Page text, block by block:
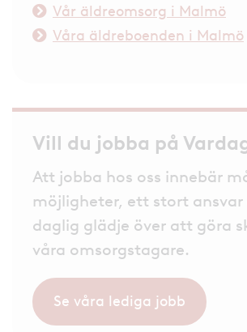
Vår äldreomsorg i Malmö
Våra äldreboenden i Malmö
Vill du jobba på
Att jobba hos oss innebär
möjligheter, ett stort ansvar
daglig glädje över att göra
våra omsorgstagare.
Se våra lediga jobb